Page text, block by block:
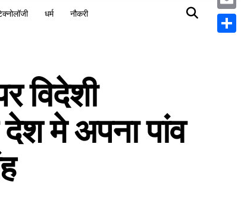
धर्म नौकरी
विदेशी
मे अपना पांव
Email